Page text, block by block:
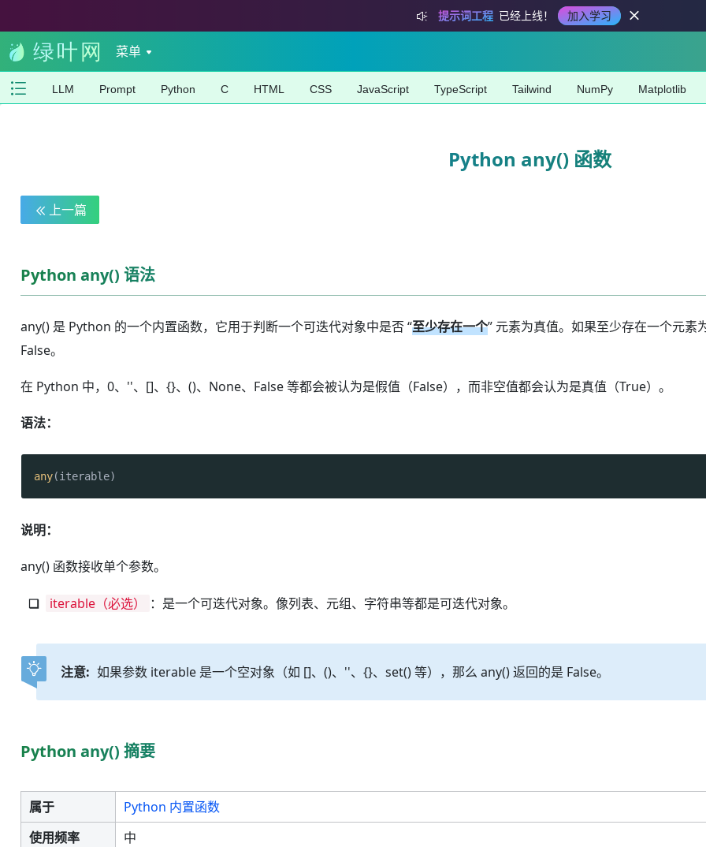
提示词工程 已经上线！ 加入学习
菜单
LLM Prompt Python C HTML CSS JavaScript TypeScript Tailwind NumPy Matplotlib
Python any() 函数
上一篇
Python any() 语法
any() 是 Python 的一个内置函数，它用于判断一个可迭代对象中是否 “至少存在一个” 元素为真值。如果至少存在一个元
False。
在 Python 中，0、''、[]、{}、()、None、False 等都会被认为是假值（False），而非空值都会认为是真值（True）。
语法：
any(iterable)
说明：
any() 函数接收单个参数。
iterable（必选） ：是一个可迭代对象。像列表、元组、字符串等都是可迭代对象。
注意: 如果参数 iterable 是一个空对象（如 []、()、''、{}、set() 等），那么 any() 返回的是 False。
Python any() 摘要
属于
Python 内置函数
使用频率
中